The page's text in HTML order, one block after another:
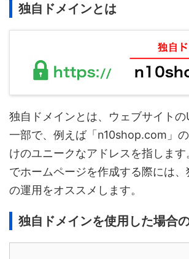
独自ドメインとは
独自ドメインとは、ウェブサイト
一部で、例えば「n10shop.com」
けのユニークなアドレスを指しま
でホームページを作成する際には
の運用をオススメします。
独自ドメインを使用した場合